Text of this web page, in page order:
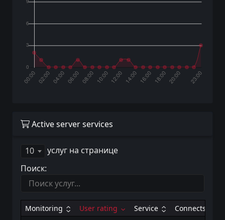
Active server services
10
услуг на странице
Поиск:
Monitoring User rating Service Connects